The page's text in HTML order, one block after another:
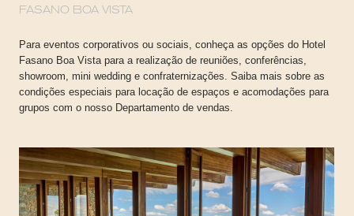
FASANO BOA VISTA
Para eventos corporativos ou sociais, conheça as opções do Hotel
Fasano Boa Vista para a realização de reuniões, conferências,
showroom, mini wedding e confraternizações. Saiba mais sobre as
condições especiais para locação de espaços e acomodações para
grupos com o nosso Departamento de vendas.